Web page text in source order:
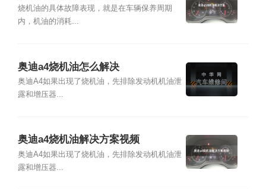
烧机油的具体故障表现，就是在车辆保养周期
内，机油的消耗...
奥迪a4烧机油怎么解决
奥迪A4如果出现了烧机油，先排除发动机机油泄
露和增压器...
奥迪a4烧机油解决方案视频
奥迪A4如果出现了烧机油，先排除发动机机油泄
露和增压器...